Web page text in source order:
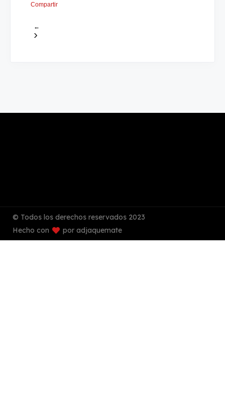
Compartir
←
›
© Todos los derechos reservados 2023
Hecho con
por adjaquemate